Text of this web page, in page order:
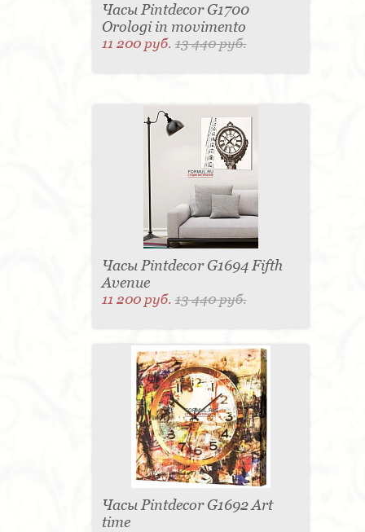
Часы Pintdecor G1700
Orologi in movimento
11 200 руб.13 440 руб.
Часы Pintdecor G1694 Fifth
Avenue
11 200 руб.13 440 руб.
Часы Pintdecor G1692 Art
time